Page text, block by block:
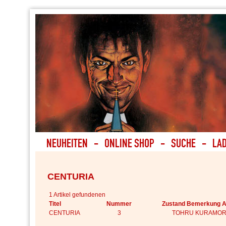
CENTURIA
1 Artikel gefundenen
Titel
Nummer
Zustand Bemerkung
CENTURIA
3 TOHRU